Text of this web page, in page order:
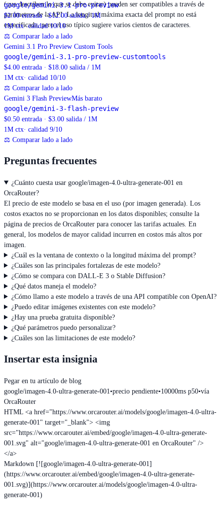
(que describen lo que se debe evitar) pueden ser compatibles a través de
parámetros de la API. La longitud máxima exacta del prompt no está
especificada, pero el uso típico sugiere varios cientos de caracteres.
google/gemini-3.1-pro-preview
$2.00 entrada · $12.00 salida / 1M
1M ctx· calidad 10/10
⚖ Comparar lado a lado
Gemini 3.1 Pro Preview Custom Tools
google/gemini-3.1-pro-preview-customtools
$4.00 entrada · $18.00 salida / 1M
1M ctx· calidad 10/10
⚖ Comparar lado a lado
Gemini 3 Flash PreviewMás barato
google/gemini-3-flash-preview
$0.50 entrada · $3.00 salida / 1M
1M ctx· calidad 9/10
⚖ Comparar lado a lado
Preguntas frecuentes
¿Cuánto cuesta usar google/imagen-4.0-ultra-generate-001 en
OrcaRouter?
El precio de este modelo se basa en el uso (por imagen generada). Los
costos exactos no se proporcionan en los datos disponibles; consulte la
página de precios de OrcaRouter para conocer las tarifas actuales. En
general, los modelos de mayor calidad incurren en costos más altos por
imagen.
¿Cuál es la ventana de contexto o la longitud máxima del prompt?
¿Cuáles son las principales fortalezas de este modelo?
¿Cómo se compara con DALL-E 3 o Stable Diffusion?
¿Qué datos maneja el modelo?
¿Cómo llamo a este modelo a través de una API compatible con OpenAI?
¿Puedo editar imágenes existentes con este modelo?
¿Hay una prueba gratuita disponible?
¿Qué parámetros puedo personalizar?
¿Cuáles son las limitaciones de este modelo?
Insertar esta insignia
Pegar en tu artículo de blog
google/imagen-4.0-ultra-generate-001•precio pendiente•10000ms p50•vía
OrcaRouter
HTML <a href="https://www.orcarouter.ai/models/google/imagen-4.0-ultra-
generate-001" target="_blank"> <img
src="https://www.orcarouter.ai/embed/google/imagen-4.0-ultra-generate-
001.svg" alt="google/imagen-4.0-ultra-generate-001 en OrcaRouter" />
</a>
Markdown [![google/imagen-4.0-ultra-generate-001]
(https://www.orcarouter.ai/embed/google/imagen-4.0-ultra-generate-
001.svg)](https://www.orcarouter.ai/models/google/imagen-4.0-ultra-
generate-001)